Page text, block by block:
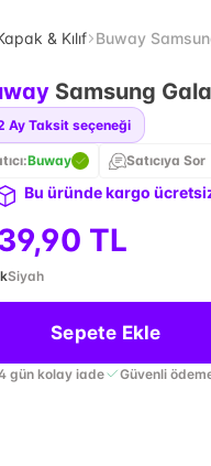
& Kılıf Buway
Samsung
Ay Taksit seçeneği
Buway Satıcıya Sor
Bu üründe kargo
TL
Siyah
Sepete Ekle
gün kolay iade Güvenli